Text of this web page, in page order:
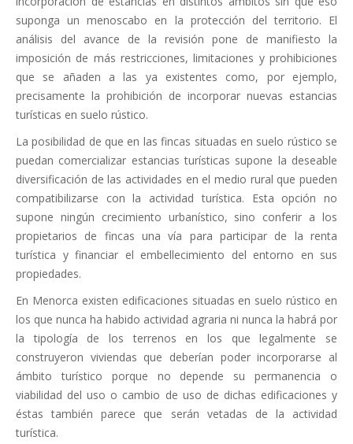
suponga un menoscabo en la protección del territorio. El
análisis del avance de la revisión pone de manifiesto la
imposición de más restricciones, limitaciones y prohibiciones
que se añaden a las ya existentes como, por ejemplo,
precisamente la prohibición de incorporar nuevas estancias
turísticas en suelo rústico.
La posibilidad de que en las fincas situadas en suelo rústico se
puedan comercializar estancias turísticas supone la deseable
diversificación de las actividades en el medio rural que pueden
compatibilizarse con la actividad turística. Esta opción no
supone ningún crecimiento urbanístico, sino conferir a los
propietarios de fincas una vía para participar de la renta
turística y financiar el embellecimiento del entorno en sus
propiedades.
En Menorca existen edificaciones situadas en suelo rústico en
los que nunca ha habido actividad agraria ni nunca la habrá por
la tipología de los terrenos en los que legalmente se
construyeron viviendas que deberían poder incorporarse al
ámbito turístico porque no depende su permanencia o
viabilidad del uso o cambio de uso de dichas edificaciones y
éstas también parece que serán vetadas de la actividad
turística.